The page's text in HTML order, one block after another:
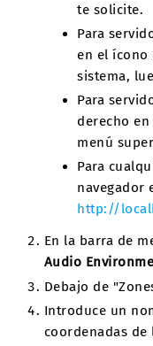
te solicite.
Para
en el ícono
sistema,
Para
derecho
menú
Para
navegador
http://
En la barra de
Audio
Debajo de
Introduce un
coordenadas de